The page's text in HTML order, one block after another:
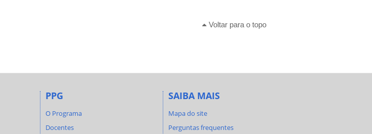
Voltar para o topo
PPG
O Programa
Docentes
SAIBA MAIS
Mapa do site
Perguntas frequentes